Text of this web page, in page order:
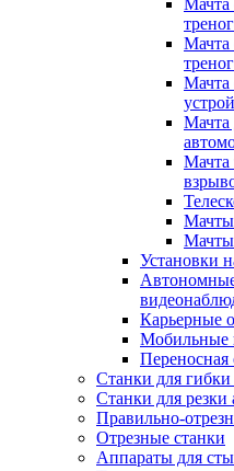
Мачта
Мачта
Мачта
Мачта
Мачта
Мачты
Мачты
Установки
Карьерные
Мобильные
Переносная
Станки для
Станки для резки
Правильно-
Отрезные станки
Аппараты для